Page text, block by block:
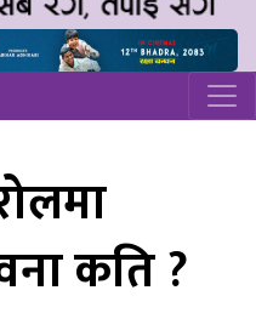
कति ?